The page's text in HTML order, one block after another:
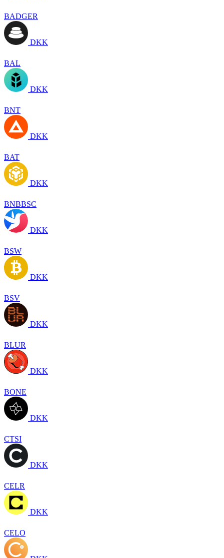
BADGER
DKK
BAL
DKK
BNT
DKK
BAT
DKK
BNBBSC
DKK
BSW
DKK
BSV
DKK
BLUR
DKK
BONE
DKK
CTSI
DKK
CELR
DKK
CELO